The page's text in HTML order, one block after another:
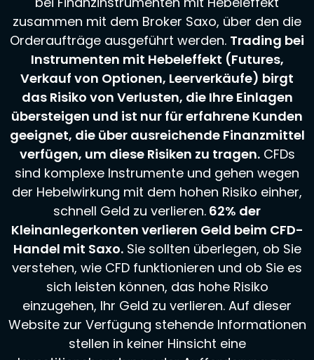
zusammen mit dem Broker Saxo, über den die
Orderaufträge ausgeführt werden. Trading bei
Instrumenten mit Hebeleffekt (Futures,
Verkauf von Optionen, Leerverkäufe) birgt
das Risiko von Verlusten, die Ihre Einlagen
übersteigen und ist nur für erfahrene Kunden
geeignet, die über ausreichende Finanzmittel
verfügen, um diese Risiken zu tragen.CFDs
sind komplexe Instrumente und gehen wegen
der Hebelwirkung mit dem hohen Risiko einher,
schnell Geld zu verlieren. 62% der
Kleinanlegerkonten verlieren Geld beim CFD-
Handel mit Saxo.Sie sollten überlegen, ob Sie
verstehen, wie CFD funktionieren und ob Sie es
sich leisten können, das hohe Risiko
einzugehen, Ihr Geld zu verlieren. Auf dieser
Website zur Verfügung stehende Informationen
stellen in keiner Hinsicht eine